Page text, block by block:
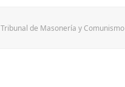
Tribunal de Masonería y Comunismo